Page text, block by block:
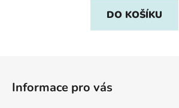
DO KOŠÍKU
Informace pro vás